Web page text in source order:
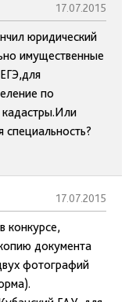
17.07.2015
юридический
имущественные
по
кадастры.Или
17.07.2015
конкурсе,
документа
фотографий